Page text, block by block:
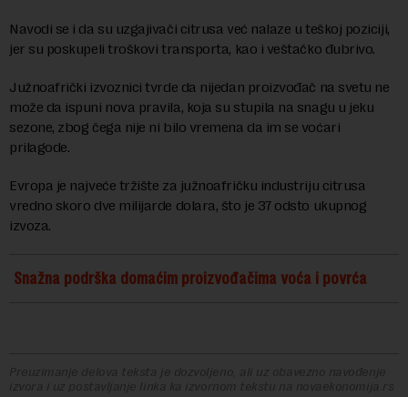
Navodi se i da su uzgajivači citrusa već nalaze u teškoj poziciji,
jer su poskupeli troškovi transporta, kao i veštačko đubrivo.
Južnoafrički izvoznici tvrde da nijedan proizvođač na svetu ne
može da ispuni nova pravila, koja su stupila na snagu u jeku
sezone, zbog čega nije ni bilo vremena da im se voćari
prilagode.
Evropa je najveće tržište za južnoafričku industriju citrusa
vredno skoro dve milijarde dolara, što je 37 odsto ukupnog
izvoza.
Snažna podrška domaćim proizvođačima voća i povrća
Preuzimanje delova teksta je dozvoljeno, ali uz obavezno navođenje
izvora i uz postavljanje linka ka izvornom tekstu na novaekonomija.rs